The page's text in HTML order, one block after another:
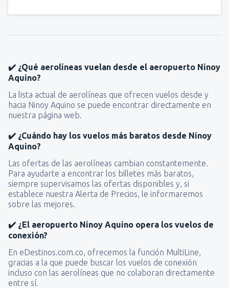
✔️ ¿Qué aerolíneas vuelan desde el aeropuerto Ninoy
Aquino?
La lista actual de aerolíneas que ofrecen vuelos desde y
hacia Ninoy Aquino se puede encontrar directamente en
nuestra página web.
✔️ ¿Cuándo hay los vuelos más baratos desde Ninoy
Aquino?
Las ofertas de las aerolíneas cambian constantemente.
Para ayudarte a encontrar los billetes más baratos,
siempre supervisamos las ofertas disponibles y, si
establece nuestra Alerta de Precios, le informaremos
sobre las mejores.
✔️ ¿El aeropuerto Ninoy Aquino opera los vuelos de
conexión?
En eDestinos.com.co, ofrecemos la función MultiLine,
gracias a la que puede buscar los vuelos de conexión
incluso con las aerolíneas que no colaboran directamente
entre sí.